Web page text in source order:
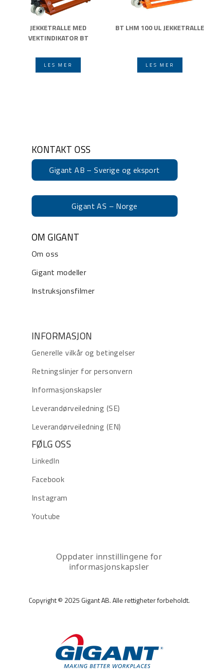
JEKKETRALLE MED
VEKTINDIKATOR BT
LES MER
BT LHM 100 UL JEKKETRALLE
LES MER
KONTAKT OSS
Gigant AB – Sverige og eksport
Gigant AS – Norge
OM GIGANT
Om oss
Gigant modeller
Instruksjonsfilmer
INFORMASJON
Generelle vilkår og betingelser
Retningslinjer for personvern
Informasjonskapsler
Leverandørveiledning (SE)
Leverandørveiledning (EN)
FØLG OSS
LinkedIn
Facebook
Instagram
Youtube
Oppdater innstillingene for
informasjonskapsler
Copyright © 2025 Gigant AB. Alle rettigheter forbeholdt.